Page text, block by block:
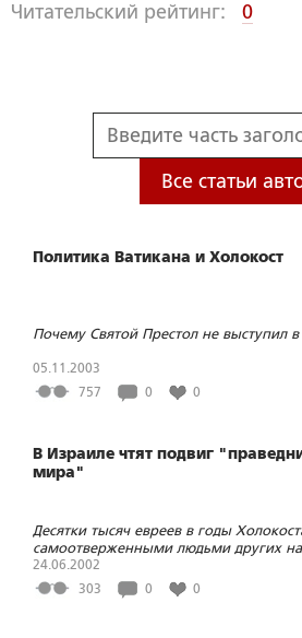
Читательский рейтинг: 0
Все статьи
Политика Ватикана и Холокост
Почему Святой Престол не выступил в
05.11.2003
757
0 0
В Израиле чтят подвиг
мира"
Десятки тысяч евреев в годы
самоотверженными людьми других
24.06.2002
303
0 0